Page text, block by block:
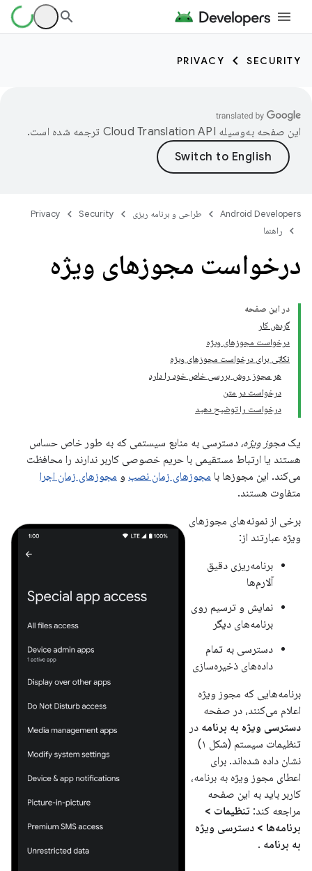
SECURITY
PRIVACY
این صفحه به‌وسیله ترجمه شده است.
Android Developers طراحی و برنامه ریزی Security
Privacy
راهنما
درخواست مجوزهای ویژه
در این صفحه
گردش کار
درخواست مجوزهای ویژه
نکاتی برای درخواست مجوزهای ویژه
هر مجوز روش بررسی خاص خود را دارد
درخواست در متن
درخواست را توضیح دهید
یک مجوز ویژه، دسترسی به منابع سیستمی که به طور خاص حساس
هستند یا ارتباط مستقیمی با حریم خصوصی کاربر ندارند را محافظت
می‌کند. این مجوزها با مجوزهای زمان نصب و مجوزهای زمان اجرا
متفاوت هستند.
برخی از نمونه‌های مجوزهای
ویژه عبارتند از:
برنامه‌ریزی دقیق
آلارم‌ها
نمایش و ترسیم روی
برنامه‌های دیگر
دسترسی به تمام
داده‌های ذخیره‌سازی
برنامه‌هایی که مجوز ویژه
اعلام می‌کنند، در صفحه
دسترسی ویژه به برنامه در
تنظیمات سیستم (شکل ۱)
نشان داده شده‌اند. برای
اعطای مجوز ویژه به برنامه،
کاربر باید به این صفحه
مراجعه کند: تنظیمات >
برنامه‌ها > دسترسی ویژه
به برنامه .